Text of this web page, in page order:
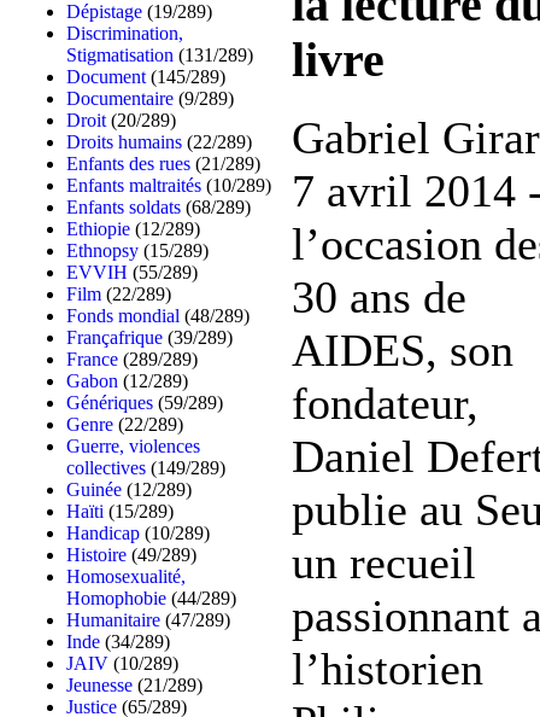
Dépistage (19/289)
Discrimination,
Stigmatisation (131/289)
Document (145/289)
Documentaire (9/289)
Droit (20/289)
Droits humains (22/289)
Enfants des rues (21/289)
Enfants maltraités (10/289)
Enfants soldats (68/289)
Ethiopie (12/289)
Ethnopsy (15/289)
EVVIH (55/289)
Film (22/289)
Fonds mondial (48/289)
Françafrique (39/289)
France (289/289)
Gabon (12/289)
Génériques (59/289)
Genre (22/289)
Guerre, violences
collectives (149/289)
Guinée (12/289)
Haïti (15/289)
Handicap (10/289)
Histoire (49/289)
Homosexualité,
Homophobie (44/289)
Humanitaire (47/289)
Inde (34/289)
JAIV (10/289)
Jeunesse (21/289)
Justice (65/289)
livre
Gabriel
7 avril 2014
l’occasion
30 ans de
AIDES, son
fondateur,
Daniel
publie au
un recueil
passionnant
l’historien